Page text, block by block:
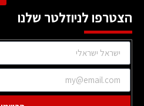
הצטרפו לניוזלטר שלנו